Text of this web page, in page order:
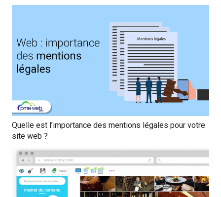
Quelle est l’importance des mentions légales pour votre
site web ?